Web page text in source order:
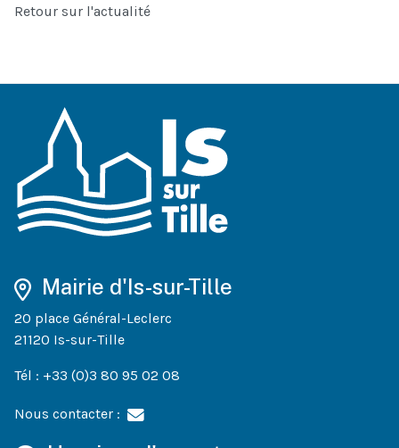
Retour sur l'actualité
Mairie d'Is-sur-Tille
20 place Général-Leclerc
21120 Is-sur-Tille
Tél : +33 (0)3 80 95 02 08
Nous contacter :